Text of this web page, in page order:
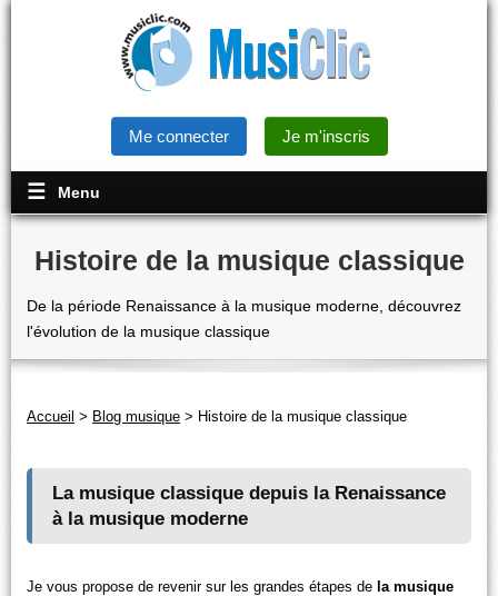
Me connecter Je m'inscris
Menu
Histoire de la musique classique
De la période Renaissance à la musique moderne, découvrez
l'évolution de la musique classique
Accueil > Blog musique > Histoire de la musique classique
La musique classique depuis la Renaissance
à la musique moderne
Je vous propose de revenir sur les grandes étapes de la musique